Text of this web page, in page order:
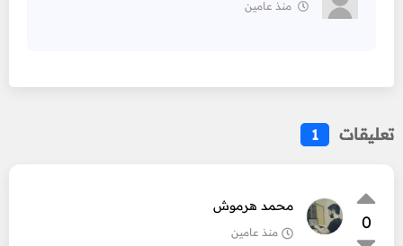
منذ عامين
تعليقات 1
0
محمد هرموش
منذ عامين